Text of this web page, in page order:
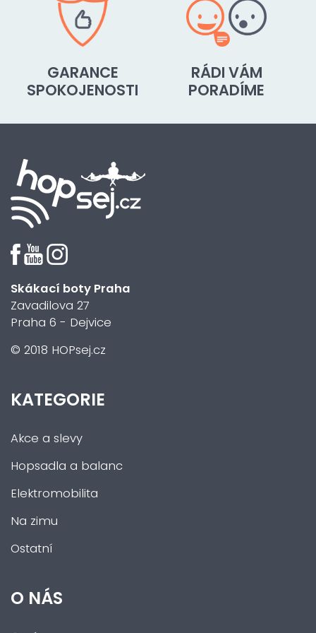
GARANCE
SPOKOJENOSTI
RÁDI VÁM
PORADÍME
Skákací boty Praha
Zavadilova 27
Praha 6 - Dejvice
© 2018 HOPsej.cz
KATEGORIE
Akce a slevy
Hopsadla a balanc
Elektromobilita
Na zimu
Ostatní
O NÁS